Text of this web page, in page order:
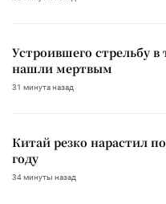
Устроившего стрельбу
нашли мертвым
31 минута назад
Китай резко нарастил
году
34 минуты назад